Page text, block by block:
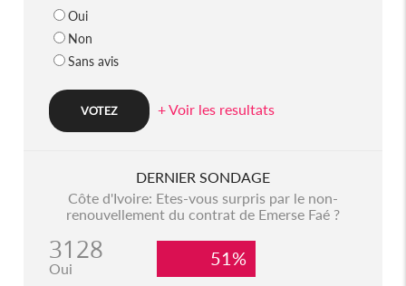
Oui
Non
Sans avis
+ Voir les resultats
DERNIER SONDAGE
Côte d'Ivoire: Etes-vous surpris par le non-
renouvellement du contrat de Emerse Faé ?
3128
Oui 51%